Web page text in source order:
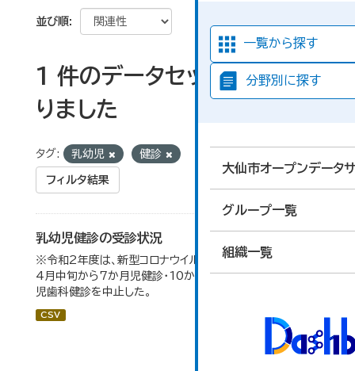
一覧から探す
分野別に探す
大仙市オープンデータ
グループ一覧
組織一覧
並び順
1 件のデータセットが見つか
りました
タグ: 乳幼児 健診
フィルタ結果
乳幼児健診の受診状況
※令和2年度は、新型コロナウイルス感染拡大防止のため、
4月中旬から7か月児健診・10か月児健診及び2歳6か月
児歯科健診を中止した。
CSV